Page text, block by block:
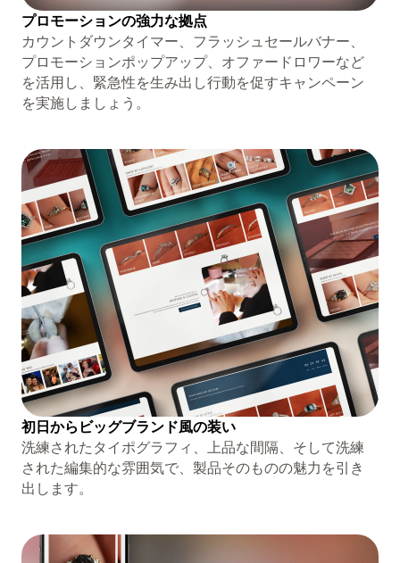
プロモーションの強力な拠点
カウントダウンタイマー、フラッシュセールバナー、
プロモーションポップアップ、オファードロワーなど
を活用し、緊急性を生み出し行動を促すキャンペーン
を実施しましょう。
初日からビッグブランド風の装い
洗練されたタイポグラフィ、上品な間隔、そして洗練
された編集的な雰囲気で、製品そのものの魅力を引き
出します。